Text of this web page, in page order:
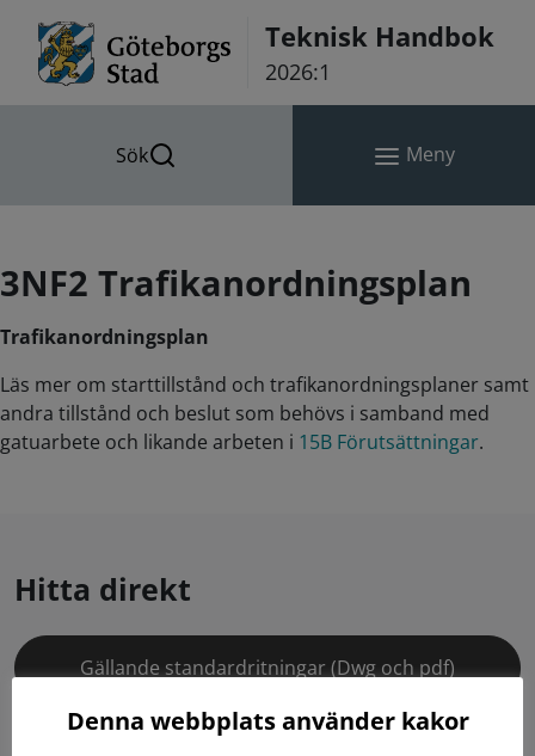
Teknisk Handbok
2026:1
Sök Meny
3NF2 Trafikanordningsplan
Trafikanordningsplan
Läs mer om starttillstånd och trafikanordningsplaner samt
andra tillstånd och beslut som behövs i samband med
gatuarbete och likande arbeten i 15B Förutsättningar.
Hitta direkt
Gällande standardritningar (Dwg och pdf)
Dokumentbibliotek Kontaktlista
Denna webbplats använder kakor